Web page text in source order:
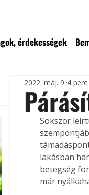
érdekességek
2022. máj. 9. 4
Sokszor
lakásban
betegség
már